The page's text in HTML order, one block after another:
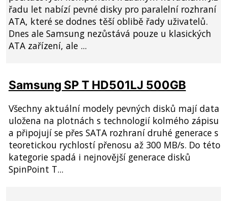
řadu let nabízí pevné disky pro paralelní rozhraní
ATA, které se dodnes těší oblibě řady uživatelů.
Dnes ale Samsung nezůstává pouze u klasických
ATA zařízení, ale ...
Samsung SP T HD501LJ 500GB
Všechny aktuální modely pevných disků mají data
uložena na plotnách s technologií kolmého zápisu
a připojují se přes SATA rozhraní druhé generace s
teoretickou rychlostí přenosu až 300 MB/s. Do této
kategorie spadá i nejnovější generace disků
SpinPoint T...